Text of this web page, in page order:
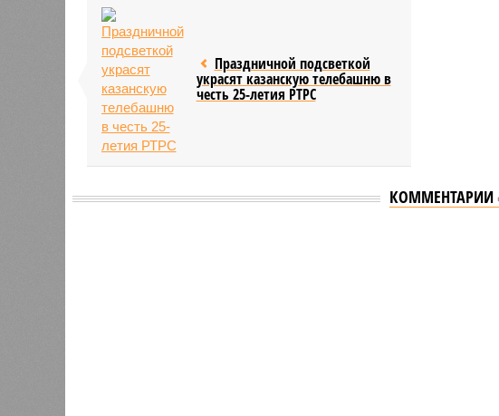
Праздничной подсветкой
украсят казанскую телебашню в
честь 25-летия РТРС
КОММЕНТАРИИ